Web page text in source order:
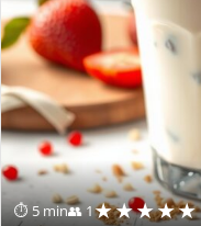
⏱ 5 min👥 1★★★★★